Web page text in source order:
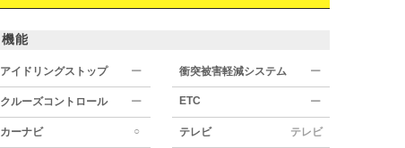
機能
アイドリングストップ ー 衝突被害軽減システム ー
クルーズコントロール ー ETC ー
カーナビ ○ テレビ テレビ